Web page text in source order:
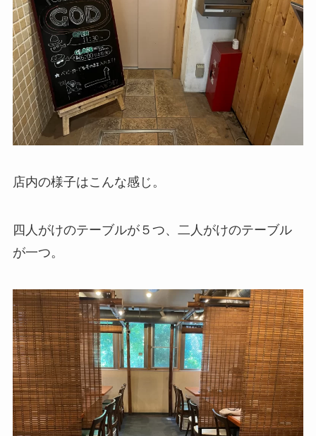
店内の様子はこんな感じ。
四人がけのテーブルが５つ、二人がけのテーブル
が一つ。